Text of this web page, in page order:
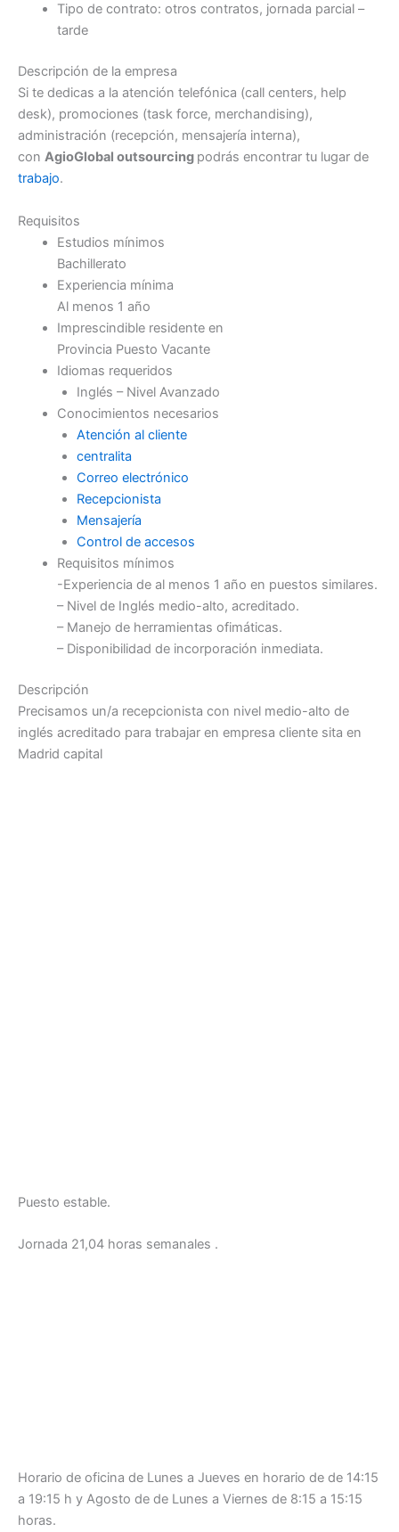
Tipo de contrato: otros contratos, jornada parcial –
tarde
Descripción de la empresa
Si te dedicas a la atención telefónica (call centers, help
desk), promociones (task force, merchandising),
administración (recepción, mensajería interna),
con AgioGlobal outsourcing podrás encontrar tu lugar de
trabajo.
Requisitos
Estudios mínimos
Bachillerato
Experiencia mínima
Al menos 1 año
Imprescindible residente en
Provincia Puesto Vacante
Idiomas requeridos
Inglés – Nivel Avanzado
Conocimientos necesarios
Atención al cliente
centralita
Correo electrónico
Recepcionista
Mensajería
Control de accesos
Requisitos mínimos
-Experiencia de al menos 1 año en puestos similares.
– Nivel de Inglés medio-alto, acreditado.
– Manejo de herramientas ofimáticas.
– Disponibilidad de incorporación inmediata.
Descripción
Precisamos un/a recepcionista con nivel medio-alto de
inglés acreditado para trabajar en empresa cliente sita en
Madrid capital
Puesto estable.
Jornada 21,04 horas semanales .
Horario de oficina de Lunes a Jueves en horario de de 14:15
a 19:15 h y Agosto de de Lunes a Viernes de 8:15 a 15:15
horas.